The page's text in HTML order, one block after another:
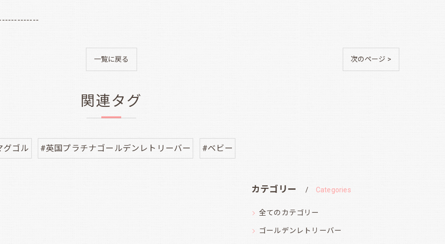
一覧に戻る 次のページ >
関連タグ
グゴル #英国プラチナゴールデンレトリーバー #ベビー
カテゴリー Categories
全てのカテゴリー
ゴールデンレトリーバー